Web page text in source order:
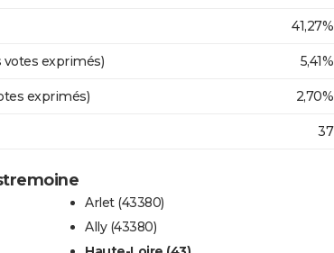
41,27%
votes exprimés) 5,41%
exprimés) 2,70%
37
Arlet (43380)
Ally (43380)